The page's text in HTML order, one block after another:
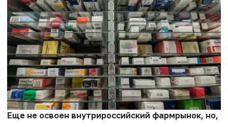
Еще не освоен внутрироссийский фармрынок, но,